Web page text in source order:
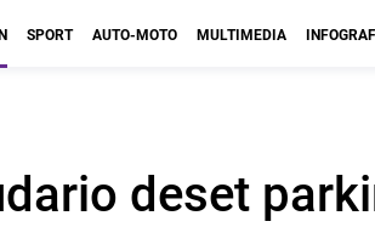
SPORT AUTO-MOTO MULTIMEDIA
deset